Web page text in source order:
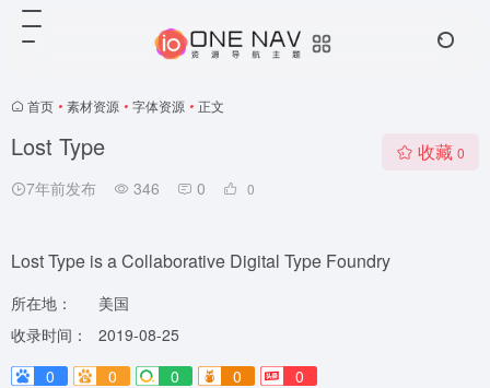
首页 • 素材资源 • 字体资源 • 正文
Lost Type
7年前发布 346 0 0
收藏 0
Lost Type is a Collaborative Digital Type Foundry
所在地：
美国
收录时间：
2019-08-25
0
0 0 0 0